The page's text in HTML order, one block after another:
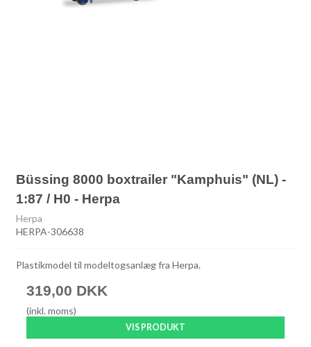
Büssing 8000 boxtrailer "Kamphuis" (NL) -
1:87 / H0 - Herpa
Herpa
HERPA-306638
Plastikmodel til modeltogsanlæg fra Herpa.
319,00 DKK
(inkl. moms)
VIS PRODUKT